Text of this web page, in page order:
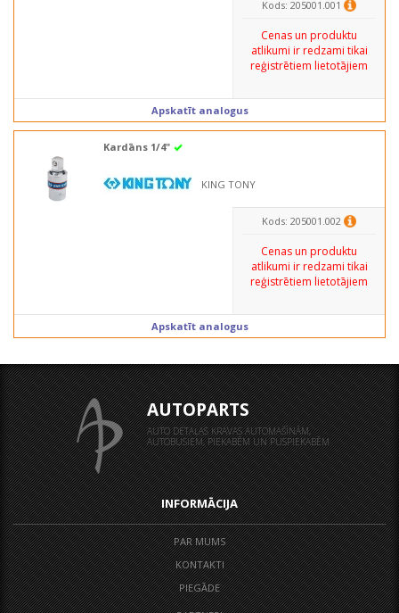
Kods: 205001.001
Cenas un produktu
atlikumi ir redzami tikai
reģistrētiem lietotājiem
Apskatīt analogus
Kardāns 1/4"
KING TONY
Kods: 205001.002
Cenas un produktu
atlikumi ir redzami tikai
reģistrētiem lietotājiem
Apskatīt analogus
AUTOPARTS
AUTO DETAĻAS KRAVAS AUTOMAŠĪNĀM,
AUTOBUSIEM, PIEKABĒM UN PUSPIEKABĒM
INFORMĀCIJA
PAR MUMS
KONTAKTI
PIEGĀDE